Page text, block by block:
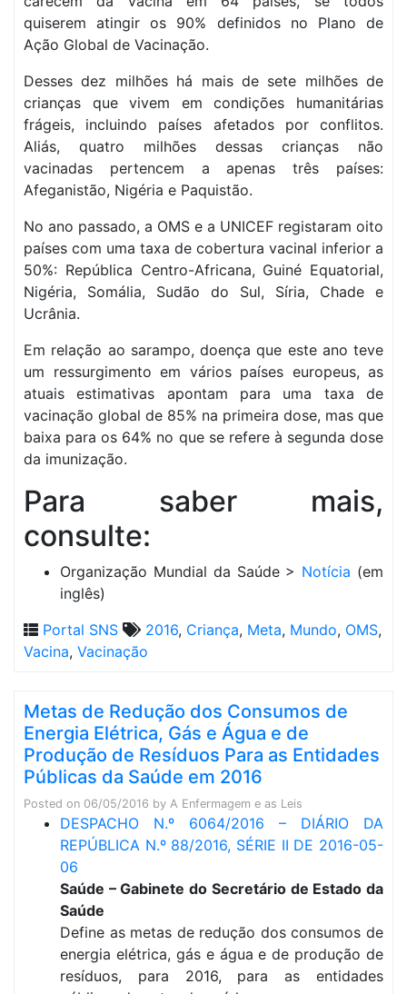
quiserem atingir os 90% definidos no Plano de
Ação Global de Vacinação.
Desses dez milhões há mais de sete milhões de
crianças que vivem em condições humanitárias
frágeis, incluindo países afetados por conflitos.
Aliás, quatro milhões dessas crianças não
vacinadas pertencem a apenas três países:
Afeganistão, Nigéria e Paquistão.
No ano passado, a OMS e a UNICEF registaram oito
países com uma taxa de cobertura vacinal inferior a
50%: República Centro-Africana, Guiné Equatorial,
Nigéria, Somália, Sudão do Sul, Síria, Chade e
Ucrânia.
Em relação ao sarampo, doença que este ano teve
um ressurgimento em vários países europeus, as
atuais estimativas apontam para uma taxa de
vacinação global de 85% na primeira dose, mas que
baixa para os 64% no que se refere à segunda dose
da imunização.
Para saber mais,
consulte:
Organização Mundial da Saúde > Notícia (em
inglês)
Portal SNS
2016, Criança, Meta, Mundo, OMS,
Vacina, Vacinação
Metas de Redução dos Consumos de
Energia Elétrica, Gás e Água e de
Produção de Resíduos Para as Entidades
Públicas da Saúde em 2016
Posted on 06/05/2016 by A Enfermagem e as Leis
DESPACHO N.º 6064/2016 – DIÁRIO DA
REPÚBLICA N.º 88/2016, SÉRIE II DE 2016-05-
06
Saúde – Gabinete do Secretário de Estado da
Saúde
Define as metas de redução dos consumos de
energia elétrica, gás e água e de produção de
resíduos, para 2016, para as entidades